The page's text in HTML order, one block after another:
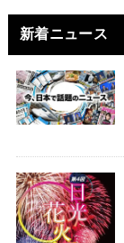
新着ニュース